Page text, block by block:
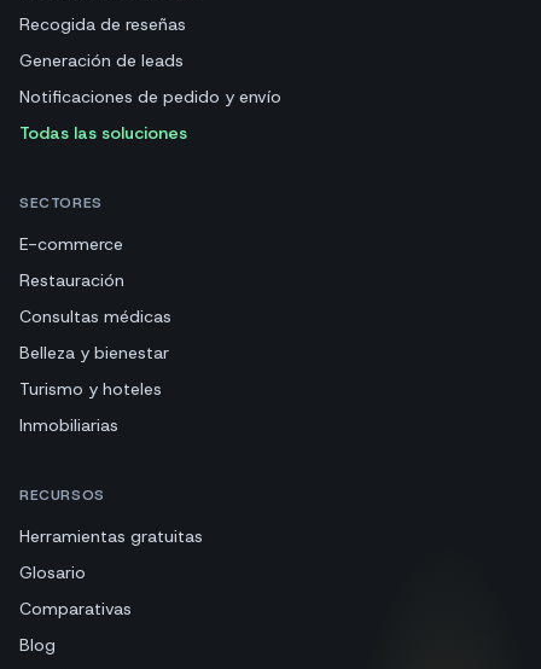
Recogida de reseñas
Generación de leads
Notificaciones de pedido y envío
Todas las soluciones
SECTORES
E-commerce
Restauración
Consultas médicas
Belleza y bienestar
Turismo y hoteles
Inmobiliarias
RECURSOS
Herramientas gratuitas
Glosario
Comparativas
Blog